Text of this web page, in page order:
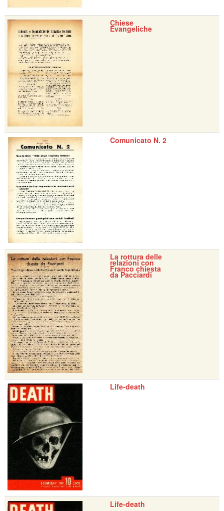
Chiese
Evangeliche
Comunicato N. 2
La rottura delle
relazioni con
Franco chiesta
da Pacciardi
Life-death
Life-death